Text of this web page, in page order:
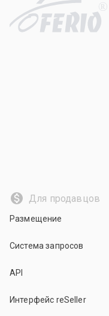
R
Для продавцов
Размещение
Система запросов
API
Интерфейс reSeller